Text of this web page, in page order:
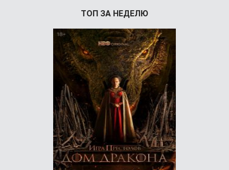
ТОП ЗА НЕДЕЛЮ